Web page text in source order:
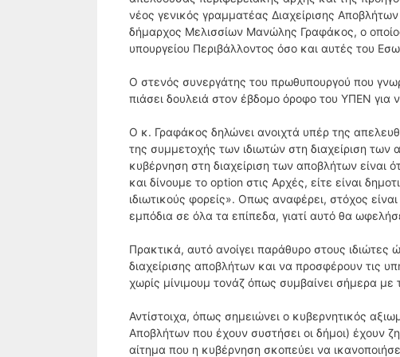
νέος γενικός γραμματέας Διαχείρισης
δήμαρχος Μελισσίων Μανώλης Γραφάκος, ο
υπουργείου Περιβάλλοντος όσο και αυτές του
O στενός συνεργάτης του πρωθυπουργού που
πιάσει δουλειά στον έβδομο όροφο του ΥΠΕΝ
Ο κ. Γραφάκος δηλώνει ανοιχτά υπέρ της
της συμμετοχής των ιδιωτών στη διαχείριση
κυβέρνηση στη διαχείριση των αποβλήτων είναι
και δίνουμε το option στις Αρχές, είτε είναι
ιδιωτικούς φορείς». Οπως αναφέρει, στόχος
εμπόδια σε όλα τα επίπεδα, γιατί αυτό θα
Πρακτικά, αυτό ανοίγει παράθυρο στους
διαχείρισης αποβλήτων και να προσφέρουν τις
χωρίς μίνιμουμ τονάζ όπως συμβαίνει σήμερα με
Αντίστοιχα, όπως σημειώνει ο κυβερνητικός
Αποβλήτων που έχουν συστήσει οι δήμοι) έχουν
αίτημα που η κυβέρνηση σκοπεύει να